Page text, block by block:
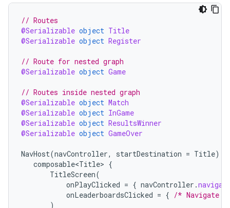
// Routes
@Serializable object Title
@Serializable object Register
// Route for nested graph
@Serializable object Game
// Routes inside nested graph
@Serializable object Match
@Serializable object InGame
@Serializable object ResultsWinner
@Serializable object GameOver
NavHost(navController, startDestination = Title)
composable<Title> {
TitleScreen(
onPlayClicked = { navController .
onLeaderboardsClicked = { /* Navigate
)